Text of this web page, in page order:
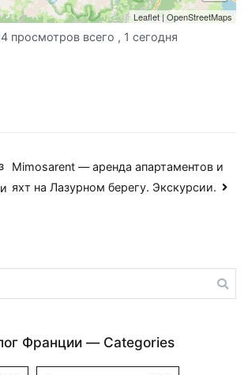
Leaflet | OpenStreetMaps
просмотров всего , 1 сегодня
Mimosarent — аренда апартаментов и
яхт на Лазурном берегу. Экскурсии.
Франции — Categories